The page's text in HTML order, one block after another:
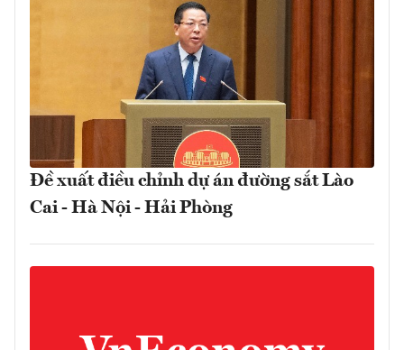
Đề xuất điều chỉnh dự án đường sắt Lào
Cai - Hà Nội - Hải Phòng